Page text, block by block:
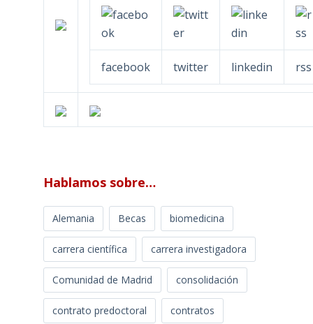
facebook twitter linkedin rss
Hablamos sobre…
Alemania Becas biomedicina
carrera científica carrera investigadora
Comunidad de Madrid consolidación
contrato predoctoral contratos